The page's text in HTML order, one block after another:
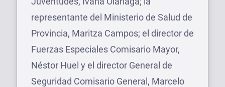
representante del Ministerio de Salud de
Provincia, Maritza Campos; el director de
Fuerzas Especiales Comisario Mayor,
Néstor Huel y el director General de
Seguridad Comisario General, Marcelo